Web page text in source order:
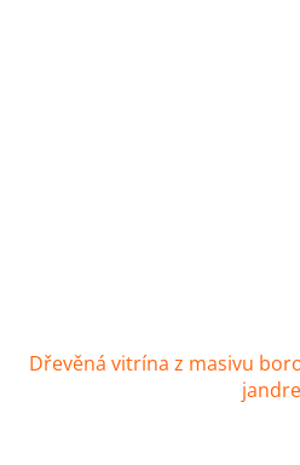
Dřevěná vitrína z masivu
jandre